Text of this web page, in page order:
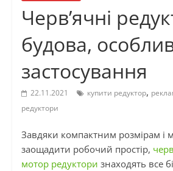
Черв’ячні
будова,
застосування
22.11.2021 купити редуктор,
редуктори
Завдяки компактним розмірам і
заощадити робочий простір,
мотор редуктори знаходять все